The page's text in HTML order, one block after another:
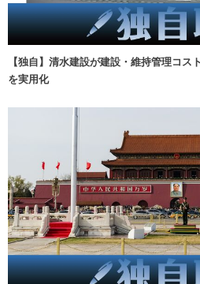
【独自】清水建設が建設・維持管理コ
を実用化